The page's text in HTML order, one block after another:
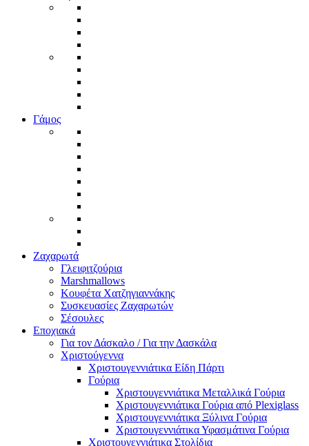
Γάμος
Ζαχαρωτά
Γλειφιτζούρια
Marshmallows
Κουφέτα Χατζηγιαννάκης
Συσκευασίες Ζαχαρωτών
Σέσουλες
Εποχιακά
Για τον Δάσκαλο / Για την Δασκάλα
Χριστούγεννα
Χριστουγεννιάτικα Είδη Πάρτι
Γούρια
Χριστουγεννιάτικα Μεταλλικά Γούρια
Χριστουγεννιάτικα Γούρια από Plexiglass
Χριστουγεννιάτικα Ξύλινα Γούρια
Χριστουγεννιάτικα Υφασμάτινα Γούρια
Χριστουγεννιάτικα Στολίδια